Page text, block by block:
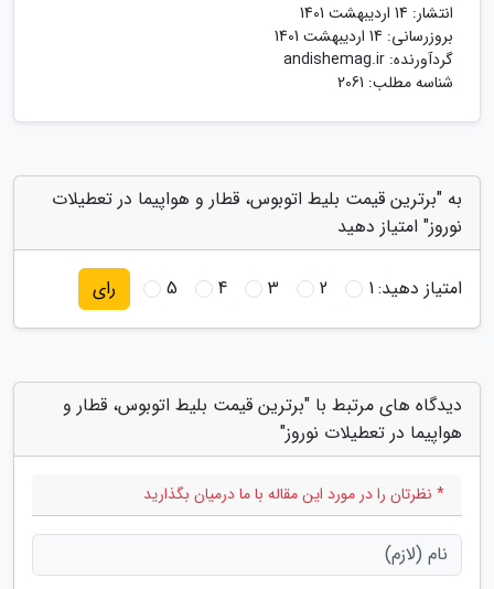
انتشار: 14 اردیبهشت 1401
بروزرسانی: 14 اردیبهشت 1401
گردآورنده: andishemag.ir
شناسه مطلب: 2061
به "برترین قیمت بلیط اتوبوس، قطار و هواپیما در تعطیلات
نوروز" امتیاز دهید
امتیاز دهید:1
2
3
4
5 رای
دیدگاه های مرتبط با "برترین قیمت بلیط اتوبوس، قطار و
هواپیما در تعطیلات نوروز"
* نظرتان را در مورد این مقاله با ما درمیان بگذارید